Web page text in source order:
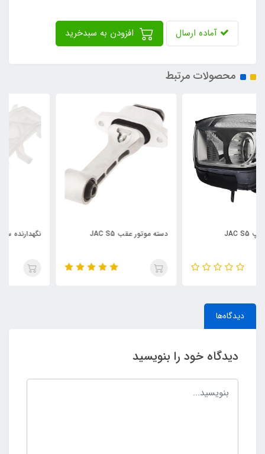
آماده ارسال
محصولات مرتبط
دسته موتور عقب JAC S5 نگهدارنده سپر جلو چپ JAC S5
دیدگاه‌ها
دیدگاه خود را بنویسید